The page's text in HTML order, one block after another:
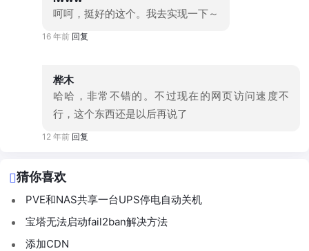
呵呵，挺好的这个。我去实现一下～
16 年前 回复
桦木
哈哈，非常不错的。不过现在的网页访问速度不
行，这个东西还是以后再说了
12 年前 回复
猜你喜欢
PVE和NAS共享一台UPS停电自动关机
宝塔无法启动fail2ban解决方法
添加CDN